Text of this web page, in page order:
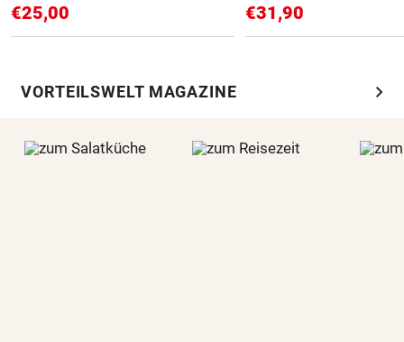
€25,00 €31,90
VORTEILSWELT MAGAZINE chevron_right